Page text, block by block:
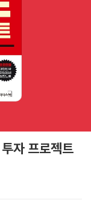
자 프로젝트